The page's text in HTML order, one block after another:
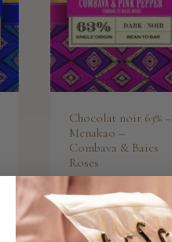
Chocolat noir 63% –
Menakao –
Combava & Baies
Roses
6.50€